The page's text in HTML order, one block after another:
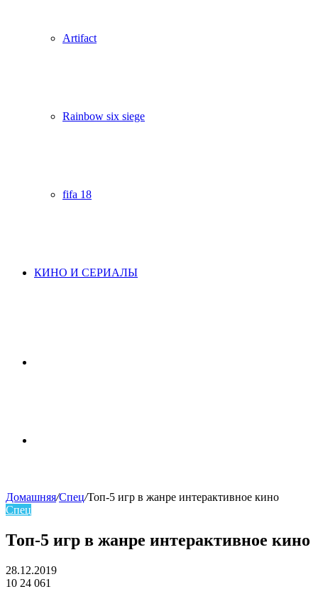
Artifact
Rainbow six siege
fifa 18
КИНО И СЕРИАЛЫ
Домашняя/Спец/Топ-5 игр в жанре интерактивное кино
Спец
Топ-5 игр в жанре интерактивное кино
28.12.2019
10 24 061